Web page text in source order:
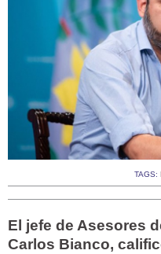
TAGS:
El jefe de Asesores
Carlos Bianco,